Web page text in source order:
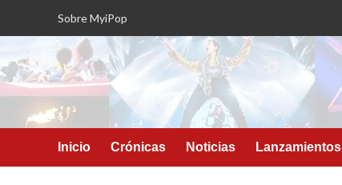
Sobre MyiPop
Inicio Crónicas Noticias Lanzamientos